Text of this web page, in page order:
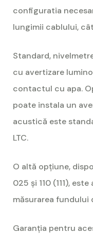
configuratia
lungimii cablului,
Standard,
cu avertizare
contactul cu apa.
poate instala un
acustică este
LTC.
O altă opțiune,
025 și 110 (111),
măsurarea fundului
Garanția pentru